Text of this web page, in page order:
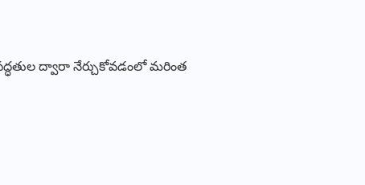
ద్వారా నేర్చుకోవడంలో మరింత